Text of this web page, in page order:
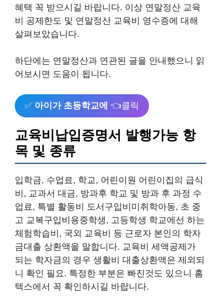
혜택 꼭 받으시길 바랍니다. 이상 연말정산 교육
비 공제한도 및 연말정산 교육비 영수증에 대해
살펴보았습니다.
하단에는 연말정산과 연관된 글을 안내했으니 읽
어보시면 도움이 됩니다.
✅ 아이가 초등학교에 👈클릭
교육비납입증명서 발행가능 항
목 및 종류
입학금, 수업료, 학교, 어린이원 어린이집의 급식
비, 교과서 대금, 방과후 학교 및 방과 후 과정 수
업료, 특별 활동비 도서구입비미취학아동, 초 중
고 교복구입비용중학생, 고등학생 학교에선 하는
체험학습비, 국외 교육비 등 근로자 본인의 학자
금대출 상환액을 말합니다. 교육비 세액공제가
되는 학자금의 경우 생활비 대출상환액은 제외되
니 확인 필요. 특정한 부분은 빠진것도 있으니 홈
텍스에서 꼭 확인하시길 바랍니다.